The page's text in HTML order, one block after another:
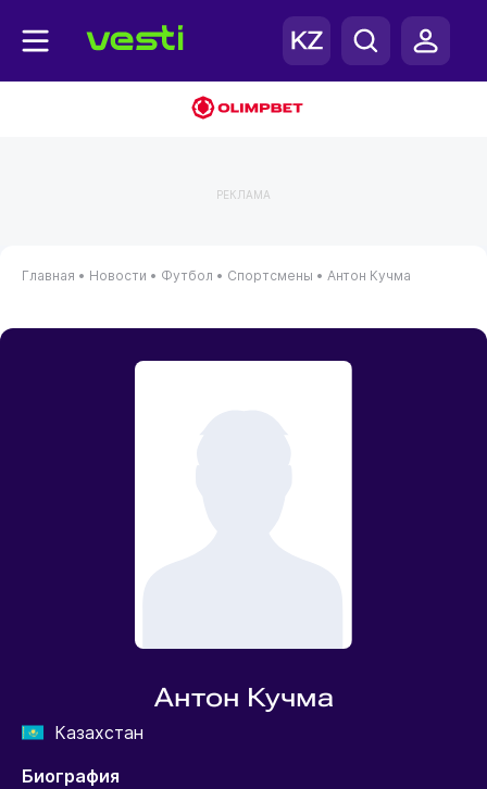
РЕКЛАМА
Главная • Новости • Футбол • Спортсмены • Антон Кучма
Антон Кучма
Казахстан
Биография